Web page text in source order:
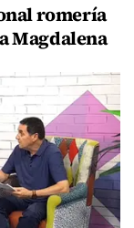
romería
Magdalena